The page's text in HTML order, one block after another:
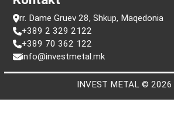
Kushtet e përdorimit
Politika e privatësisë
Kërko me numrin serial
Pagesa